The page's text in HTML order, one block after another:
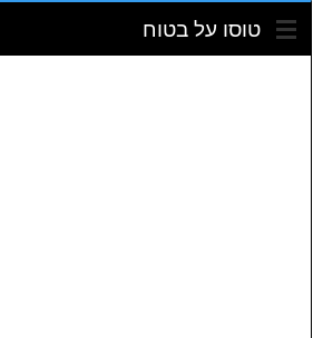
טוסו על בטוח